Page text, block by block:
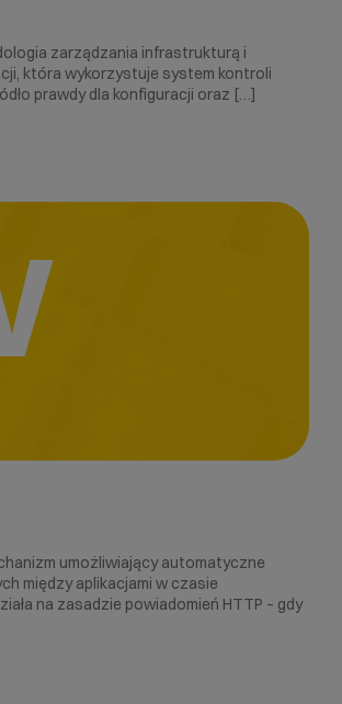
zarządzania infrastrukturą i
która wykorzystuje system kontroli
prawdy dla konfiguracji oraz […]
umożliwiający automatyczne
między aplikacjami w czasie
na zasadzie powiadomień HTTP – gdy